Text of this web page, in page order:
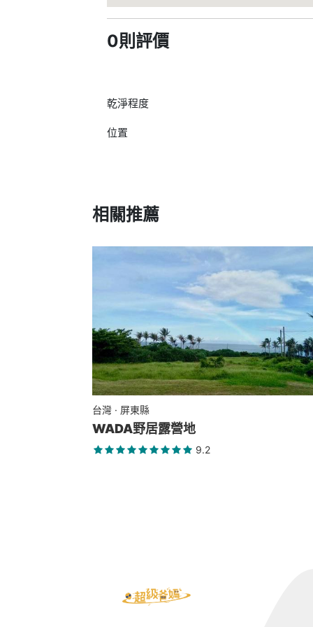
0則評價
乾淨程度
位置
相關推薦
台灣 · 屏東縣
WADA野居露營地
9.2